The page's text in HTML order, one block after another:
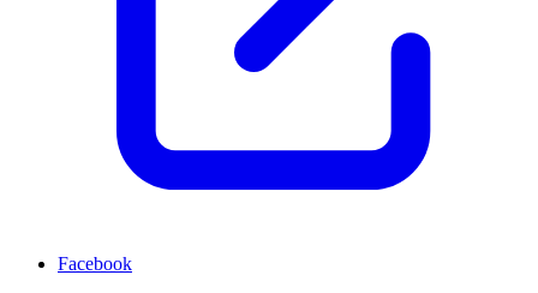
Facebook